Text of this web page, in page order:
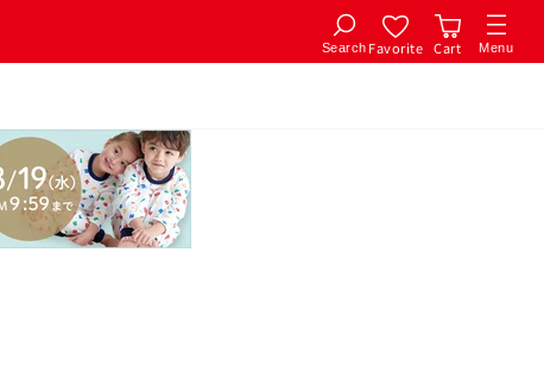
Search Favorite Cart Menu